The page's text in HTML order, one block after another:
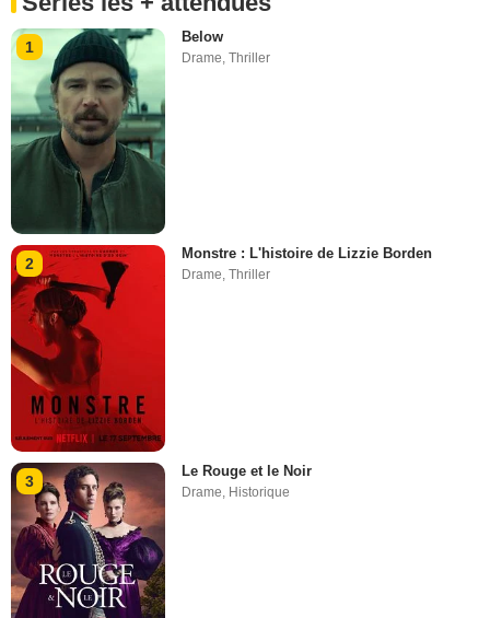
1
Below
Drame,Thriller
2
Monstre : L'histoire de Lizzie Borden
Drame,Thriller
3
Le Rouge et le Noir
Drame Historique